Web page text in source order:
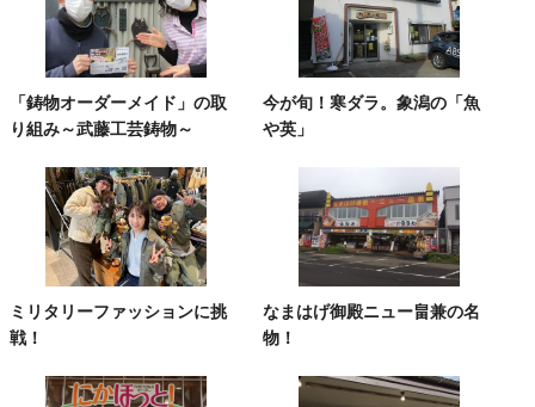
「鋳物オーダーメイド」の取
り組み～武藤工芸鋳物～
今が旬！寒ダラ。象潟の「魚
や英」
ミリタリーファッションに挑
戦！
なまはげ御殿ニュー畠兼の名
物！